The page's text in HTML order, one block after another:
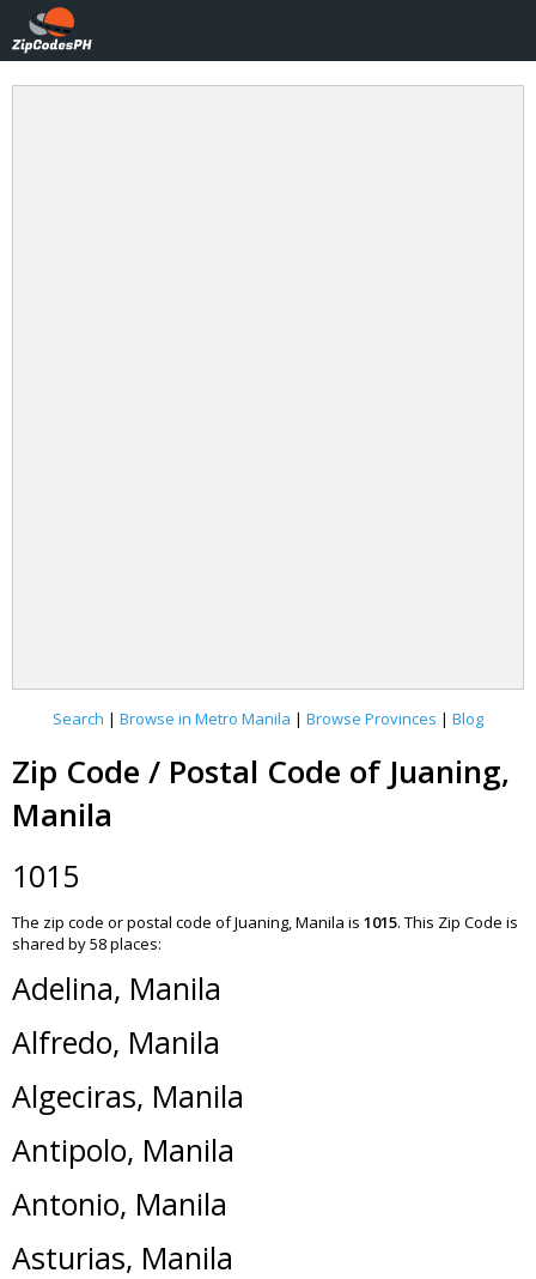
Search | Browse in Metro Manila | Browse Provinces | Blog
Zip Code / Postal Code of Juaning,
Manila
1015
The zip code or postal code of Juaning, Manila is 1015. This Zip Code is
shared by 58 places:
Adelina, Manila
Alfredo, Manila
Algeciras, Manila
Antipolo, Manila
Antonio, Manila
Asturias, Manila